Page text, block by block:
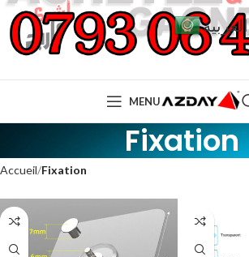
MENU
Fixation
Accueil Fixation
العربية